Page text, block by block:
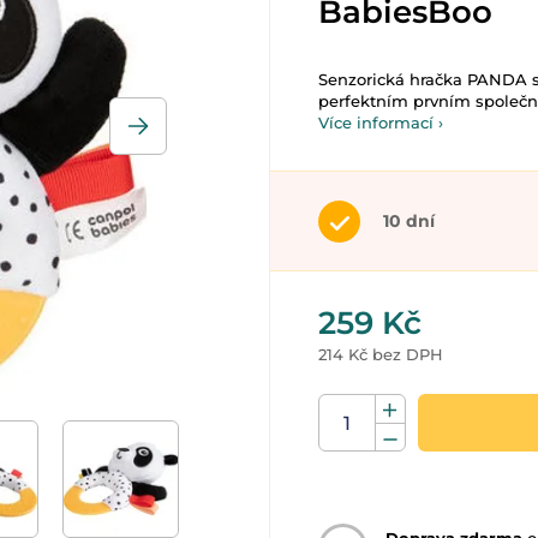
BabiesBoo
Senzorická hračka
perfektním prvním
Více informací ›
10 dní
259 Kč
214 Kč bez DPH